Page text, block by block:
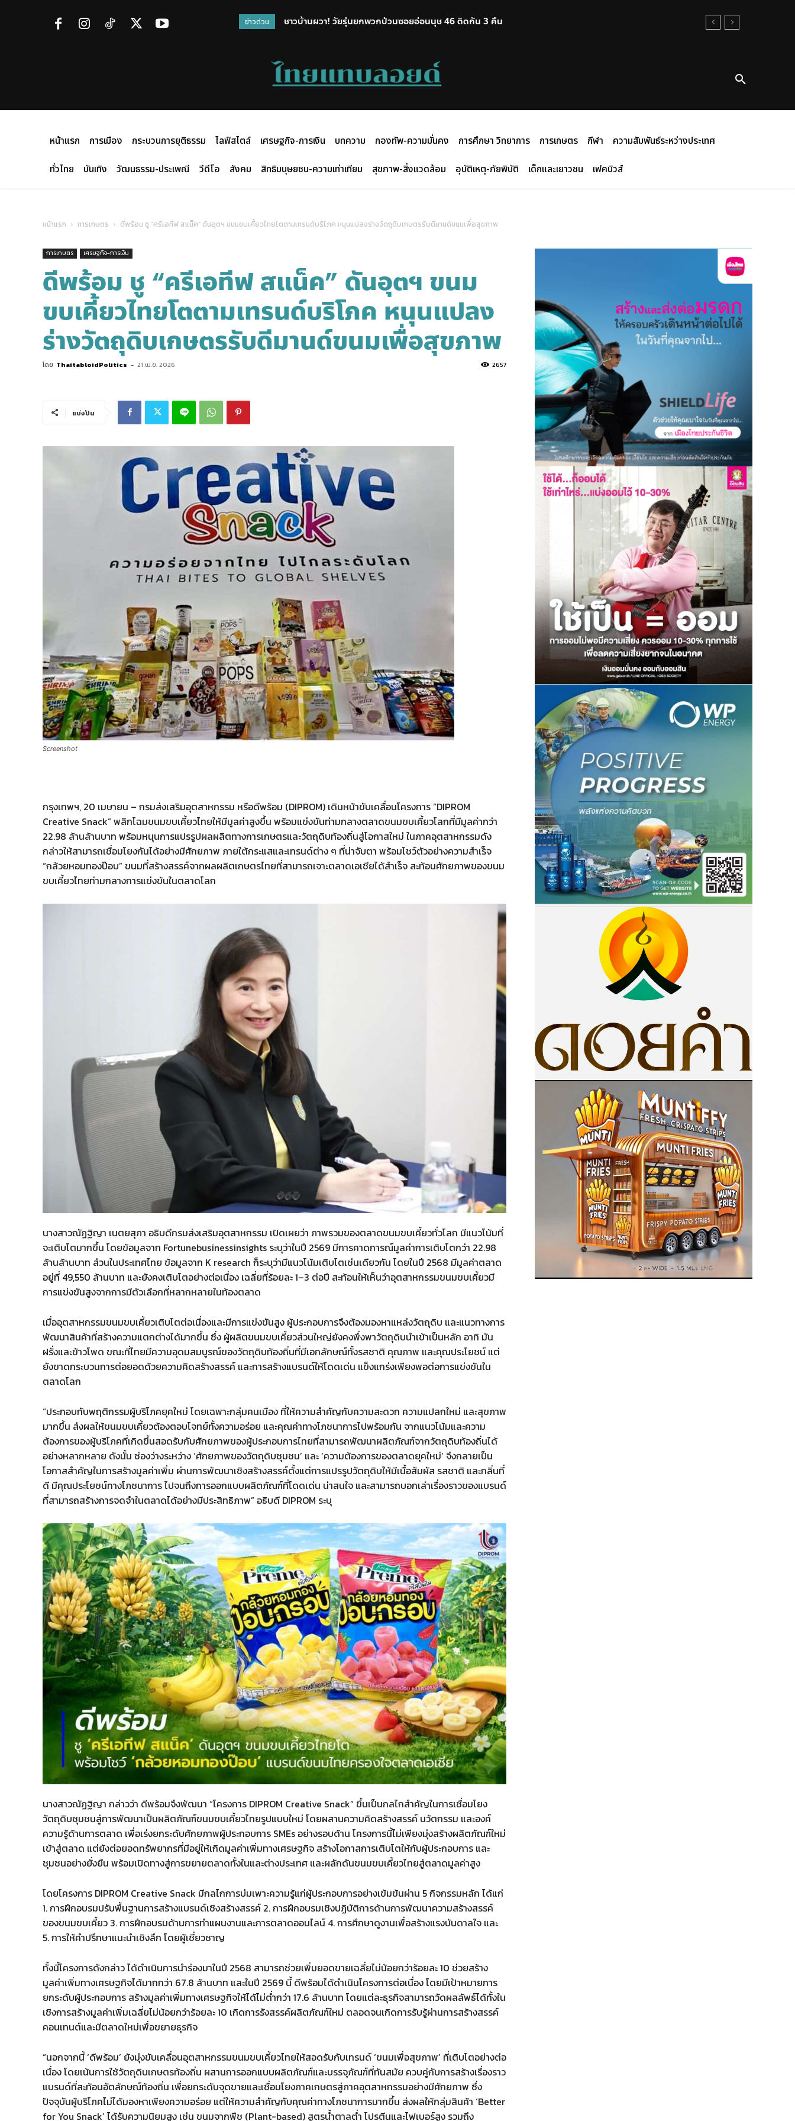
ข่าวด่วน ชาวบ้านผวา! วัยรุ่นยกพวกป่วนซอยอ่อนนุช 46 ติดกัน 3 คืน
“อนุทิน” โชว์ฟิต เต้นแอโรบิก 20 นาทีเต็ม ไม่พัก! ปิดภารกิจ 74 วัน 153 ล้านแคลอรี
หน้าแรก การเมือง กระบวนการยุติธรรม ไลฟ์สไตล์ เศรษฐกิจ-การเงิน บทความ กองทัพ-ความมั่นคง การศึกษา วิทยาการ การเกษตร กีฬา
ความสัมพันธ์ระหว่างประเทศ
ทั่วไทย
บันเทิง วัฒนธรรม-ประเพณี วีดีโอ สังคม สิทธิมนุษยชน-ความเท่าเทียม สุขภาพ-สิ่งแวดล้อม อุบัติเหตุ-ภัยพิบัติ เด็กและเยาวชน เฟคนิวส์
หน้าแรก การเกษตร ดีพร้อม ชู “ครีเอทีฟ สแน็ค” ดันอุตฯ ขนมขบเคี้ยวไทยโตตามเทรนด์บริโภค หนุนแปลงร่างวัตถุดิบเกษตรรับดีมานด์ขนมเพื่อสุขภาพ
การเกษตร เศรษฐกิจ-การเงิน
ดีพร้อม ชู “ครีเอทีฟ สแน็ค” ดันอุตฯ ขนม
ขบเคี้ยวไทยโตตามเทรนด์บริโภค หนุนแปลง
ร่างวัตถุดิบเกษตรรับดีมานด์ขนมเพื่อสุขภาพ
โดย ThaitabloidPolitics - 21 เม.ย. 2026 2657
แบ่งปัน
Screenshot
กรุงเทพฯ, 20 เมษายน – กรมส่งเสริมอุตสาหกรรม หรือดีพร้อม (DIPROM) เดินหน้าขับเคลื่อนโครงการ “DIPROM
Creative Snack” พลิกโฉมขนมขบเคี้ยวไทยให้มีมูลค่าสูงขึ้น พร้อมแข่งขันท่ามกลางตลาดขนมขบเคี้ยวโลกที่มีมูลค่ากว่า
22.98 ล้านล้านบาท พร้อมหนุนการแปรรูปผลผลิตทางการเกษตรและวัตถุดิบท้องถิ่นสู่โอกาสใหม่ ในภาคอุตสาหกรรมดัง
กล่าวให้สามารถเชื่อมโยงกันได้อย่างมีศักยภาพ ภายใต้กระแสและเทรนด์ต่าง ๆ ที่น่าจับตา พร้อมโชว์ตัวอย่างความสำเร็จ
“กล้วยหอมทองป๊อบ” ขนมที่สร้างสรรค์จากผลผลิตเกษตรไทยที่สามารถเจาะตลาดเอเชียได้สำเร็จ สะท้อนศักยภาพของขนม
ขบเคี้ยวไทยท่ามกลางการแข่งขันในตลาดโลก
​นางสาวณัฏฐิญา เนตยสุภา อธิบดีกรมส่งเสริมอุตสาหกรรม เปิดเผยว่า ภาพรวมของตลาดขนมขบเคี้ยวทั่วโลก มีแนวโน้มที่
จะเติบโตมากขึ้น โดยข้อมูลจาก Fortunebusinessinsights ระบุว่าในปี 2569 มีการคาดการณ์มูลค่าการเติบโตกว่า 22.98
ล้านล้านบาท ส่วนในประเทศไทย ข้อมูลจาก K research ก็ระบุว่ามีแนวโน้มเติบโตเช่นเดียวกัน โดยในปี 2568 มีมูลค่าตลาด
อยู่ที่ 49,550 ล้านบาท และยังคงเติบโตอย่างต่อเนื่อง เฉลี่ยที่ร้อยละ 1–3 ต่อปี สะท้อนให้เห็นว่าอุตสาหกรรมขนมขบเคี้ยวมี
การแข่งขันสูงจากการมีตัวเลือกที่หลากหลายในท้องตลาด
​เมื่ออุตสาหกรรมขนมขบเคี้ยวเติบโตต่อเนื่องและมีการแข่งขันสูง ผู้ประกอบการจึงต้องมองหาแหล่งวัตถุดิบ และแนวทางการ
พัฒนาสินค้าที่สร้างความแตกต่างได้มากขึ้น ซึ่ง ผู้ผลิตขนมขบเคี้ยวส่วนใหญ่ยังคงพึ่งพาวัตถุดิบนำเข้าเป็นหลัก อาทิ มัน
ฝรั่งและข้าวโพด ขณะที่ไทยมีความอุดมสมบูรณ์ของวัตถุดิบท้องถิ่นที่มีเอกลักษณ์ทั้งรสชาติ คุณภาพ และคุณประโยชน์ แต่
ยังขาดกระบวนการต่อยอดด้วยความคิดสร้างสรรค์ และการสร้างแบรนด์ให้โดดเด่น แข็งแกร่งเพียงพอต่อการแข่งขันใน
ตลาดโลก
“ประกอบกับพฤติกรรมผู้บริโภคยุคใหม่ โดยเฉพาะกลุ่มคนเมือง ที่ให้ความสำคัญกับความสะดวก ความแปลกใหม่ และสุขภาพ
มากขึ้น ส่งผลให้ขนมขบเคี้ยวต้องตอบโจทย์ทั้งความอร่อย และคุณค่าทางโภชนาการไปพร้อมกัน จากแนวโน้มและความ
ต้องการของผู้บริโภคที่เกิดขึ้นสอดรับกับศักยภาพของผู้ประกอบการไทยที่สามารถพัฒนาผลิตภัณฑ์จากวัตถุดิบท้องถิ่นได้
อย่างหลากหลาย ดังนั้น ช่องว่างระหว่าง ‘ศักยภาพของวัตถุดิบชุมชน’ และ ‘ความต้องการของตลาดยุคใหม่’ จึงกลายเป็น
โอกาสสำคัญในการสร้างมูลค่าเพิ่ม ผ่านการพัฒนาเชิงสร้างสรรค์ตั้งแต่การแปรรูปวัตถุดิบให้มีเนื้อสัมผัส รสชาติ และกลิ่นที่
ดี มีคุณประโยชน์ทางโภชนาการ ไปจนถึงการออกแบบผลิตภัณฑ์ที่โดดเด่น น่าสนใจ และสามารถบอกเล่าเรื่องราวของแบรนด์
ที่สามารถสร้างการจดจำในตลาดได้อย่างมีประสิทธิภาพ” อธิบดี DIPROM ระบุ​
นางสาวณัฏฐิญา กล่าวว่า ดีพร้อมจึงพัฒนา “โครงการ DIPROM Creative Snack” ขึ้นเป็นกลไกสำคัญในการเชื่อมโยง
วัตถุดิบชุมชนสู่การพัฒนาเป็นผลิตภัณฑ์ขนมขบเคี้ยวไทยรูปแบบใหม่ โดยผสานความคิดสร้างสรรค์ นวัตกรรม และองค์
ความรู้ด้านการตลาด เพื่อเร่งยกระดับศักยภาพผู้ประกอบการ SMEs อย่างรอบด้าน โครงการนี้ไม่เพียงมุ่งสร้างผลิตภัณฑ์ใหม่
เข้าสู่ตลาด แต่ยังต่อยอดทรัพยากรที่มีอยู่ให้เกิดมูลค่าเพิ่มทางเศรษฐกิจ สร้างโอกาสการเติบโตให้กับผู้ประกอบการ และ
ชุมชนอย่างยั่งยืน พร้อมเปิดทางสู่การขยายตลาดทั้งในและต่างประเทศ และผลักดันขนมขบเคี้ยวไทยสู่ตลาดมูลค่าสูง
​โดยโครงการ DIPROM Creative Snack มีกลไกการบ่มเพาะความรู้แก่ผู้ประกอบการอย่างเข้มข้นผ่าน 5 กิจกรรมหลัก ได้แก่
1. การฝึกอบรมปรับพื้นฐานการสร้างแบรนด์เชิงสร้างสรรค์ 2. การฝึกอบรมเชิงปฏิบัติการด้านการพัฒนาความสร้างสรรค์
ของขนมขบเคี้ยว 3. การฝึกอบรมด้านการทำแผนงานและการตลาดออนไลน์ 4. การศึกษาดูงานเพื่อสร้างแรงบันดาลใจ และ
5. การให้คำปรึกษาแนะนำเชิงลึก โดยผู้เชี่ยวชาญ
​ทั้งนี้โครงการดังกล่าว ได้ดำเนินการนำร่องมาในปี 2568 สามารถช่วยเพิ่มยอดขายเฉลี่ยไม่น้อยกว่าร้อยละ 10 ช่วยสร้าง
มูลค่าเพิ่มทางเศรษฐกิจได้มากกว่า 67.8 ล้านบาท และในปี 2569 นี้ ดีพร้อมได้ดำเนินโครงการต่อเนื่อง โดยมีเป้าหมายการ
ยกระดับผู้ประกอบการ สร้างมูลค่าเพิ่มทางเศรษฐกิจให้ได้ไม่ต่ำกว่า 17.6 ล้านบาท โดยแต่ละธุรกิจสามารถวัดผลลัพธ์ได้ทั้งใน
เชิงการสร้างมูลค่าเพิ่มเฉลี่ยไม่น้อยกว่าร้อยละ 10 เกิดการรังสรรค์ผลิตภัณฑ์ใหม่ ตลอดจนเกิดการรับรู้ผ่านการสร้างสรรค์
คอนเทนต์และมีตลาดใหม่เพื่อขยายธุรกิจ
​“นอกจากนี้ ‘ดีพร้อม’ ยังมุ่งขับเคลื่อนอุตสาหกรรมขนมขบเคี้ยวไทยให้สอดรับกับเทรนด์ ‘ขนมเพื่อสุขภาพ’ ที่เติบโตอย่างต่อ
เนื่อง โดยเน้นการใช้วัตถุดิบเกษตรท้องถิ่น ผสานการออกแบบผลิตภัณฑ์และบรรจุภัณฑ์ที่ทันสมัย ควบคู่กับการสร้างเรื่องราว
แบรนด์ที่สะท้อนอัตลักษณ์ท้องถิ่น เพื่อยกระดับจุดขายและเชื่อมโยงภาคเกษตรสู่ภาคอุตสาหกรรมอย่างมีศักยภาพ ซึ่ง
ปัจจุบันผู้บริโภคไม่ได้มองหาเพียงความอร่อย แต่ให้ความสำคัญกับคุณค่าทางโภชนาการมากขึ้น ส่งผลให้กลุ่มสินค้า ‘Better
for You Snack’ ได้รับความนิยมสูง เช่น ขนมจากพืช (Plant-based) สูตรน้ำตาลต่ำ โปรตีนและไฟเบอร์สูง รวมถึง